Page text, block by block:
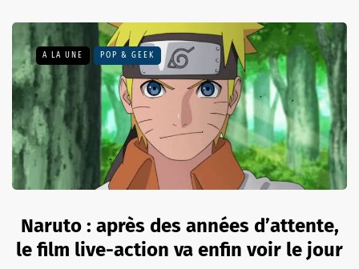
A LA UNE POP & GEEK
Naruto : après des années d’attente,
le film live-action va enfin voir le jour